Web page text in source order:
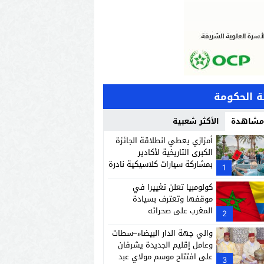
الحكومة
مشاهدة الأكثر شعبية
1
أمزازي يعطي انطلاقة الجائزة
الكبرى التاريخية لأكادير
بمشاركة سيارات كلاسيكية نادرة
2
كولومبيا تعلن تغييرا في
موقفها وتعترف بسيادة
المغرب على صحرائه
3
والي جهة الدار البيضاء–سطات
وعامل إقليم الجديدة يشرفان
على افتتاح موسم مولاي عبد